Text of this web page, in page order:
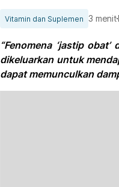
Vitamin dan Suplemen 3 menit
“Fenomena ‘jastip
dikeluarkan untuk
dapat memunculkan